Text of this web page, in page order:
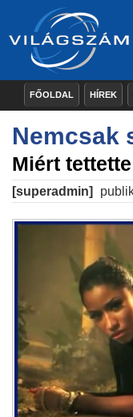
FŐOLDAL HÍREK
Nemcsak
Miért
[superadmin]